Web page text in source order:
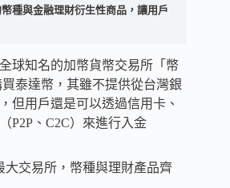
種與金融理財衍生性商品，讓用戶
球知名的加幣貨幣交易所「幣
泰達幣，其雖不提供從台灣銀
但用戶還是可以透過信用卡、
P2P、C2C）來進行入金
大交易所，幣種與理財產品齊